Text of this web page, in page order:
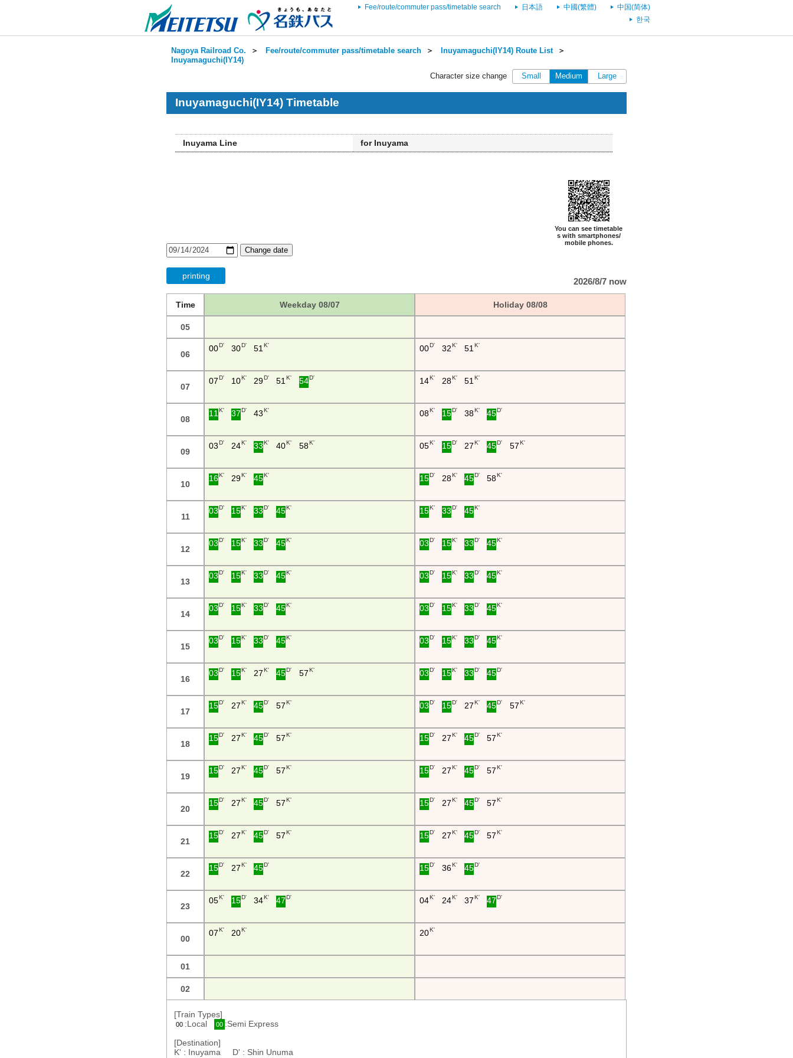
Fee/route/commuter pass/timetable search 日本語 中國(繁體)
中国(简体)
한국
Nagoya Railroad Co. ＞ Fee/route/commuter pass/timetable search ＞ Inuyamaguchi(IY14) Route List＞
Inuyamaguchi(IY14)
Character size change
Small Medium Large
Inuyamaguchi(IY14) Timetable
Inuyama Line for Inuyama
You can see timetable
s with smartphones/
mobile phones.
Change date
printing
2026/8/7 now
Time Weekday 08/07 Holiday 08/08
05
06
00D' 30D' 51 K' 00D' 32K' 51 K'
07
07D' 10K' 29D' 51 K' 54D' 14K' 28K' 51 K'
08
11 K' 37D' 43 K' 08K' 15D' 38K' 45D'
09
03D' 24K' 33 K' 40K' 58K' 05K' 15D' 27 K' 45D' 57K'
10
16K' 29K' 45K' 15D' 28K' 45D' 58K'
11
03D' 15K' 33 D' 45K' 15K' 33D' 45K'
12
03D' 15K' 33 D' 45K' 03D' 15K' 33 D' 45K'
13
03D' 15K' 33 D' 45K' 03D' 15K' 33 D' 45K'
14
03D' 15K' 33 D' 45K' 03D' 15K' 33 D' 45K'
15
03D' 15K' 33 D' 45K' 03D' 15K' 33 D' 45K'
16
03D' 15K' 27 K' 45D' 57K' 03D' 15K' 33 D' 45D'
17
15D' 27K' 45D' 57 K' 03D' 15D' 27 K' 45D' 57K'
18
15D' 27K' 45D' 57 K' 15D' 27K' 45D' 57 K'
19
15D' 27K' 45D' 57 K' 15D' 27K' 45D' 57 K'
20
15D' 27K' 45D' 57 K' 15D' 27K' 45D' 57 K'
21
15D' 27K' 45D' 57 K' 15D' 27K' 45D' 57 K'
22
15D' 27K' 45D' 15D' 36K' 45D'
23
05K' 15D' 34K' 47 D' 04K' 24K' 37 K' 47 D'
00
07K' 20K' 20K'
01
02
[Train Types]
00 :Local 00 :Semi Express
[Destination]
K' : Inuyama D' : Shin Unuma